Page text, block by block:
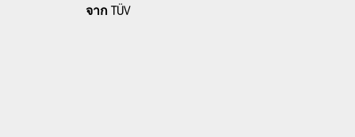
จาก TÜV